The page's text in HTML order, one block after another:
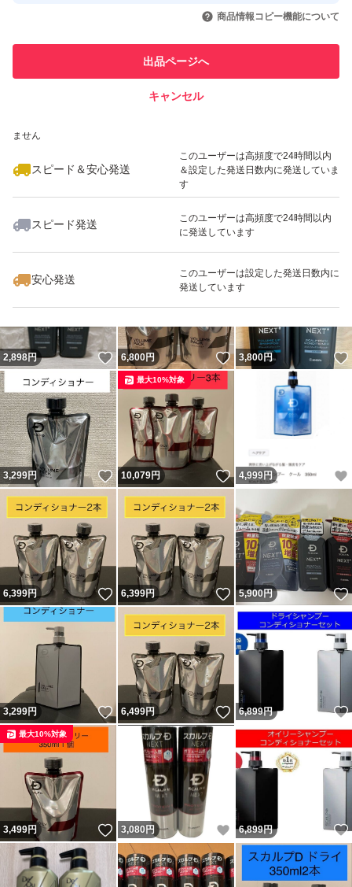
引を完了させた実績があります
での取引実績があります
ません
スピード＆安心発送
このユーザーは高頻度で24時間以内
＆設定した発送日数内に発送していま
す
スピード発送
このユーザーは高頻度で24時間以内
に発送しています
安心発送
このユーザーは設定した発送日数内に
発送しています
商品情報コピー機能について
出品ページへ
キャンセル
いいね！
4,180
2,898円 いいね！
6,800円 いいね！
3,800円
3,299円 いいね！
10,079円 いいね！
最大10%対象
4,999円
6,399円 いいね！
6,399円 いいね！
5,900円
3,299円 いいね！
6,499円 いいね！
6,899円
3,499円 いいね！
最大10%対象
3,080 円 いいね！
6,899円